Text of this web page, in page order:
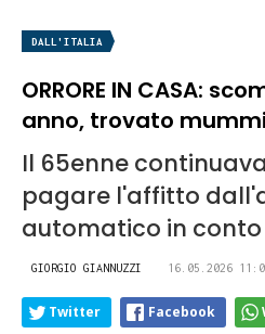
DALL'ITALIA
ORRORE IN CASA:
anno, trovato
Il 65enne
pagare l'affitto
automatico in conto
GIORGIO GIANNUZZI 16.05.2026
Twitter Facebook